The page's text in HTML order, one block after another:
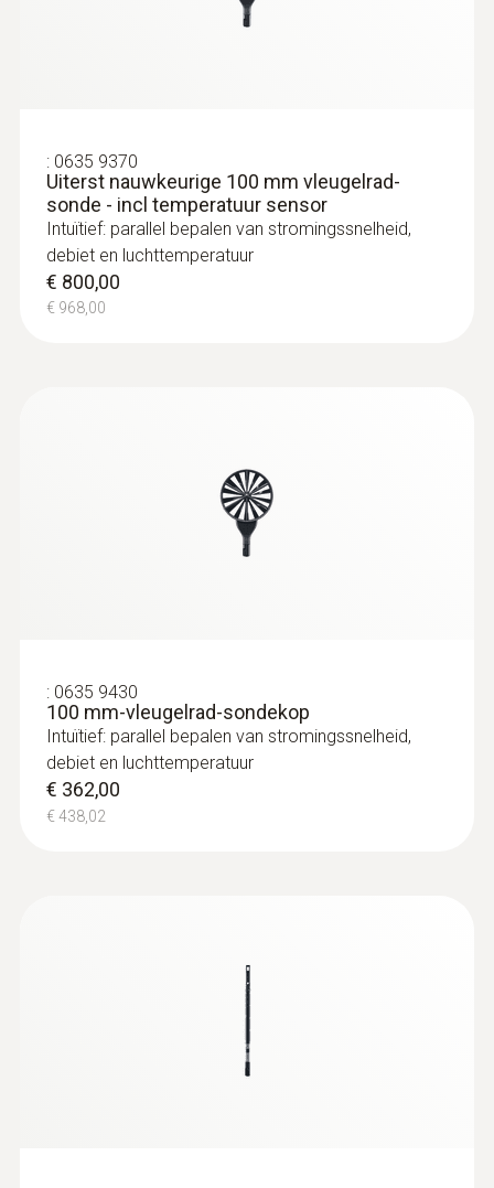
: 0635 9370
Uiterst nauwkeurige 100 mm vleugelrad-
sonde - incl temperatuur sensor
Intuïtief: parallel bepalen van stromingssnelheid,
debiet en luchttemperatuur
€ 800,00
€ 968,00
: 0635 9430
100 mm-vleugelrad-sondekop
Intuïtief: parallel bepalen van stromingssnelheid,
debiet en luchttemperatuur
€ 362,00
€ 438,02